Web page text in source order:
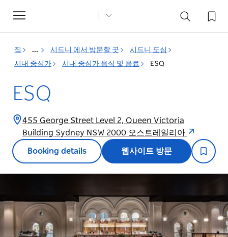
Toggle
navigation
집 ... 시드니 에서 방문할 곳
시드니 도심
시내 중심가
시내 중심가 음식 및 음료 ESQ
ESQ
455 George Street Level 2, Queen Victoria
Building Sydney NSW 2000 오스트레일리아
Booking details 웹사이트 방문